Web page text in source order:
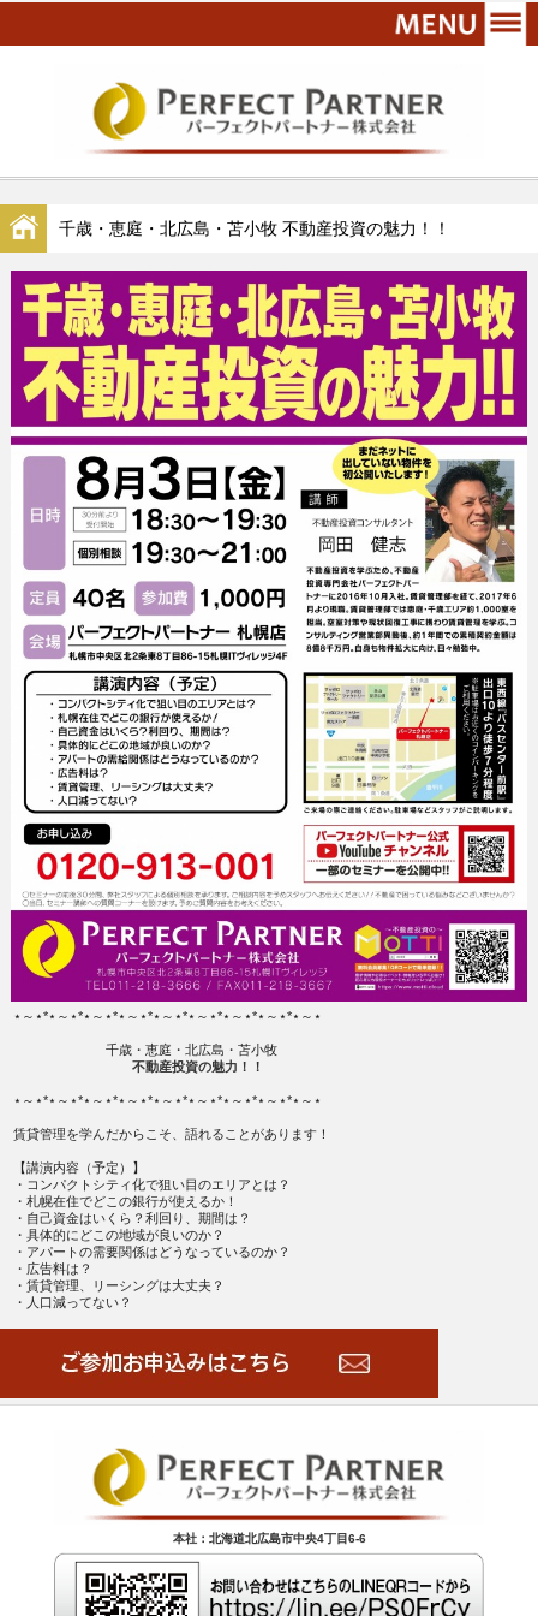
千歳・恵庭・北広島・苫小牧 不動産投資の魅力！！
⋆～⋆*⋆～⋆*⋆～⋆*⋆～⋆*⋆～⋆*⋆～⋆*⋆～⋆*⋆～⋆*⋆～⋆
千歳・恵庭・北広島・苫小牧
不動産投資の魅力！！
⋆～⋆*⋆～⋆*⋆～⋆*⋆～⋆*⋆～⋆*⋆～⋆*⋆～⋆*⋆～⋆*⋆～⋆
賃貸管理を学んだからこそ、語れることがあります！
【講演内容（予定）】
・コンパクトシティ化で狙い目のエリアとは？
・札幌在住でどこの銀行が使えるか！
・自己資金はいくら？利回り、期間は？
・具体的にどこの地域が良いのか？
・アパートの需要関係はどうなっているのか？
・広告料は？
・賃貸管理、リーシングは大丈夫？
・人口減ってない？
本社：北海道北広島市中央4丁目6-6